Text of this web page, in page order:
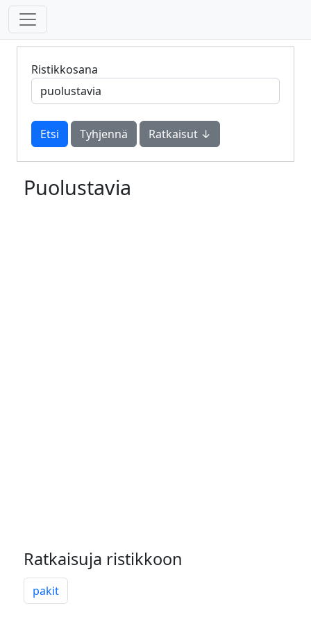
Ristikkosana
Tyhjennä Ratkaisut ↓
Puolustavia
Ratkaisuja ristikkoon
pakit